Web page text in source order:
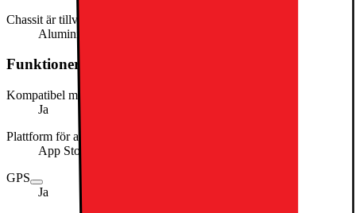
Chassit är tillverkat av
Aluminium
Funktioner och egenskaper
Kompatibel med stylus
Ja
Plattform för app-distribution
App Store
GPS
Ja